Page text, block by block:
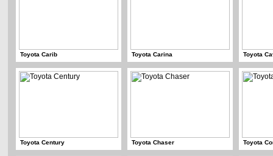
Toyota Carib Toyota Carina Toyota
Toyota Century Toyota Chaser Toyota